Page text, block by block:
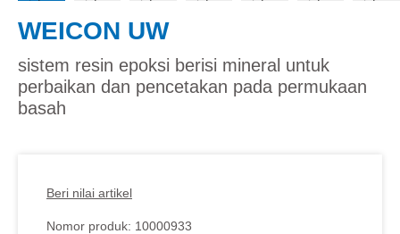
WEICON UW
sistem resin epoksi berisi mineral untuk
perbaikan dan pencetakan pada permukaan
basah
Beri nilai artikel
Nomor produk: 10000933